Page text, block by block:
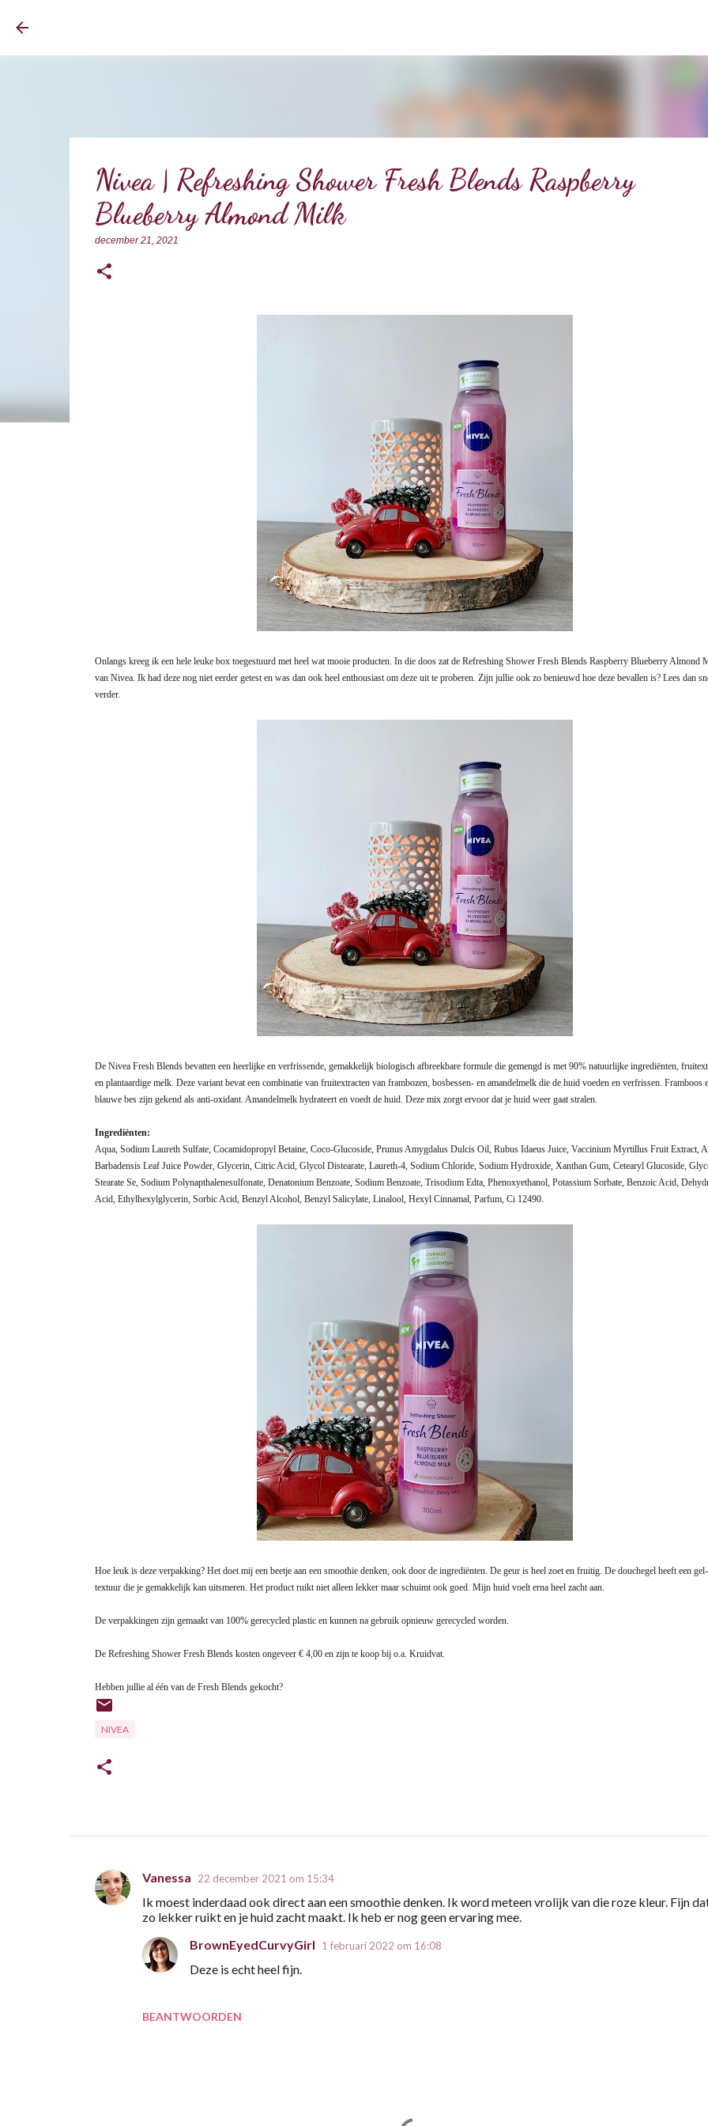
Nivea | Refreshing Shower Fresh Blends Raspberry
Blueberry Almond Milk
december 21, 2021
Onlangs kreeg ik een hele leuke box toegestuurd met heel wat mooie producten. In die doos zat de Refreshing Shower Fresh Blends Raspberry Blueberry Almond
van Nivea. Ik had deze nog niet eerder getest en was dan ook heel enthousiast om deze uit te proberen. Zijn jullie ook zo benieuwd hoe deze bevallen is? Lees dan
verder.
De Nivea Fresh Blends bevatten een heerlijke en verfrissende, gemakkelijk biologisch afbreekbare formule die gemengd is met 90% natuurlijke ingrediënten,
en plantaardige melk. Deze variant bevat een combinatie van fruitextracten van frambozen, bosbessen- en amandelmelk die de huid voeden en verfrissen. Framboos
blauwe bes zijn gekend als anti-oxidant. Amandelmelk hydrateert en voedt de huid. Deze mix zorgt ervoor dat je huid weer gaat stralen.
Ingrediënten:
Aqua, Sodium Laureth Sulfate, Cocamidopropyl Betaine, Coco-Glucoside, Prunus Amygdalus Dulcis Oil, Rubus Idaeus Juice, Vaccinium Myrtillus Fruit Extract,
Barbadensis Leaf Juice Powder, Glycerin, Citric Acid, Glycol Distearate, Laureth-4, Sodium Chloride, Sodium Hydroxide, Xanthan Gum, Cetearyl Glucoside,
Stearate Se, Sodium Polynapthalenesulfonate, Denatonium Benzoate, Sodium Benzoate, Trisodium Edta, Phenoxyethanol, Potassium Sorbate, Benzoic Acid,
Acid, Ethylhexylglycerin, Sorbic Acid, Benzyl Alcohol, Benzyl Salicylate, Linalool, Hexyl Cinnamal, Parfum, Ci 12490.
Hoe leuk is deze verpakking? Het doet mij een beetje aan een smoothie denken, ook door de ingrediënten. De geur is heel zoet en fruitig. De douchegel heeft een
textuur die je gemakkelijk kan uitsmeren. Het product ruikt niet alleen lekker maar schuimt ook goed. Mijn huid voelt erna heel zacht aan.
De verpakkingen zijn gemaakt van 100% gerecycled plastic en kunnen na gebruik opnieuw gerecycled worden.
De Refreshing Shower Fresh Blends kosten ongeveer € 4,00 en zijn te koop bij o.a. Kruidvat.
Hebben jullie al één van de Fresh Blends gekocht?
NIVEA
R
Vanessa 22 december 2021 om 15:34
Ik moest inderdaad ook direct aan een smoothie denken. Ik word meteen vrolijk van die roze kleur. Fijn
zo lekker ruikt en je huid zacht maakt. Ik heb er nog geen ervaring mee.
BEANTWOORDEN
BrownEyedCurvyGirl 1 februari 2022 om 16:08
Deze is echt heel fijn.